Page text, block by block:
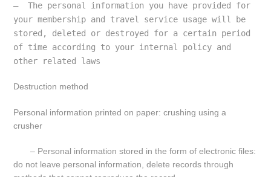
–  The personal information you have provided for
your membership and travel service usage will be
stored, deleted or destroyed for a certain period
of time according to your internal policy and
other related laws
Destruction method
Personal information printed on paper: crushing using a
crusher
– Personal information stored in the form of electronic files:
do not leave personal information, delete records through